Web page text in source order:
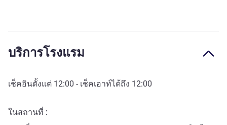
บริการโรงแรม
เช็คอินตั้งแต่ 12:00 - เช็คเอาท์ได้ถึง 12:00
ในสถานที่